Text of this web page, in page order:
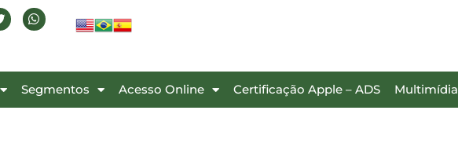
Segmentos Acesso Online Certificação Apple – ADS Multimídia